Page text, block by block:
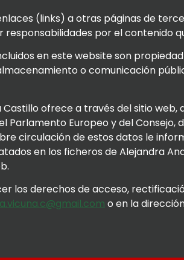
(links) a otras páginas de
por el contenido
en este website son
o comunicación
ofrece a través del sitio
Europeo y del Consejo,
circulación de estos datos le
en los ficheros de Alejandra
los derechos de acceso,
o en la